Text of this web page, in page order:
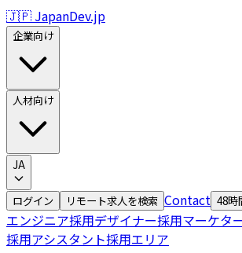
🇯🇵 JapanDev.jp
企業向け
人材向け
JA
ログイン リモート求人を検索 Contact 48時
エンジニア採用デザイナー採用マーケタ
採用アシスタント採用エリア